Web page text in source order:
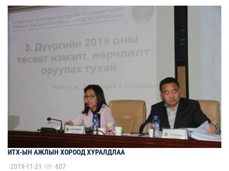
ИТХ-ЫН АЖЛЫН ХОРООД ХУРАЛДЛАА
2019-11-21
607